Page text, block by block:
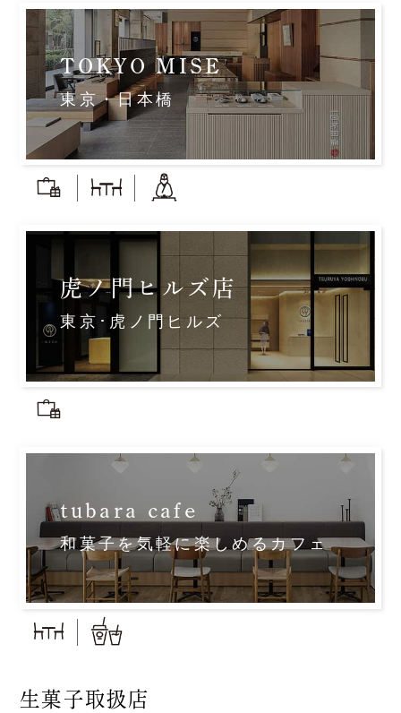
TOKYO MISE
東京・日本橋
虎ノ門ヒルズ店
東京･虎ノ門ヒルズ
tubara cafe
和菓子を気軽に楽しめるカフェ
生菓子取扱店